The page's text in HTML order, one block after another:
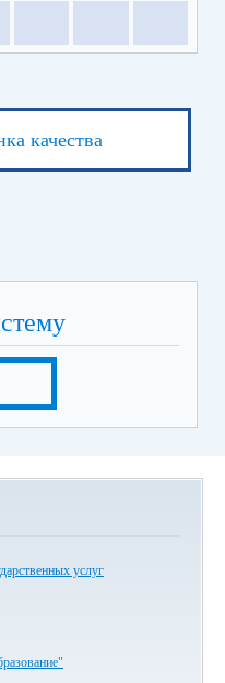
качества
услуг